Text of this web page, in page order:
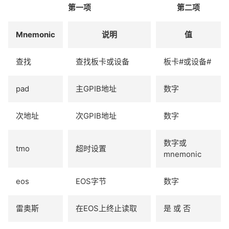
第一项 第二项
Mnemonic 说明 值
查找 查找板卡或设备 板卡#或设备#
pad 主GPIB地址 数字
次地址 次GPIB地址 数字
tmo 超时设置
数字或
mnemonic
eos EOS字节 数字
雷奥斯 在EOS上终止读取 是 或 否